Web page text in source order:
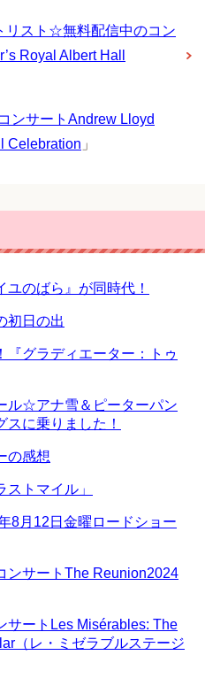
リスト☆無料配信中のコン
Royal Albert Hall
ンサートAndrew Lloyd
Celebration 」
ユのばら』が同時代！
初日の出
『グラディエーター：トゥ
ル☆アナ雪＆ピーターパン
スに乗りました！
の感想
トマイル」
8月12日金曜ロードショー
ンサートThe Reunion2024
ートLes Misérables: The
（レ・ミゼラブルステージ